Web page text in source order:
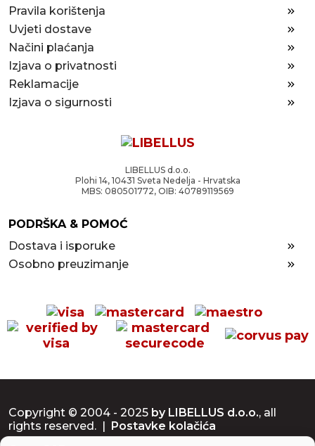
Pravila korištenja
Uvjeti dostave
Načini plaćanja
Izjava o privatnosti
Reklamacije
Izjava o sigurnosti
LIBELLUS d.o.o.
Plohi 14, 10431 Sveta Nedelja - Hrvatska
MBS: 080501772, OIB: 40789119569
PODRŠKA & POMOĆ
Dostava i isporuke
Osobno preuzimanje
Copyright © 2004 - 2025 by LIBELLUS d.o.o., all
rights reserved. | Postavke kolačića